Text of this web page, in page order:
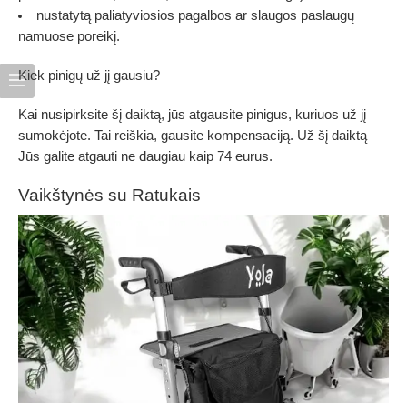
nustatytą paliatyviosios pagalbos ar slaugos paslaugų
namuose poreikį.
Kiek pinigų už jį gausiu?
Kai nusipirksite šį daiktą, jūs atgausite pinigus, kuriuos už jį
sumokėjote. Tai reiškia, gausite kompensaciją. Už šį daiktą
Jūs galite atgauti ne daugiau kaip 74 eurus.
Vaikštynės su Ratukais